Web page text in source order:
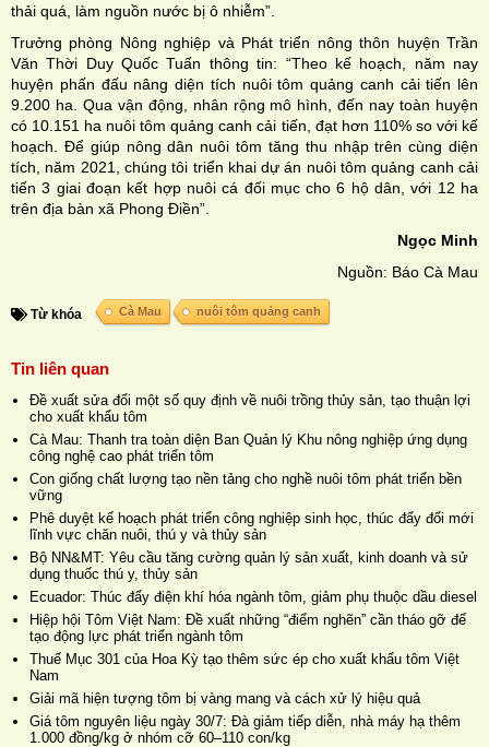
thải quá, làm nguồn nước bị ô nhiễm”.
Trưởng phòng Nông nghiệp và Phát triển nông thôn huyện Trần
Văn Thời Duy Quốc Tuấn thông tin: “Theo kế hoạch, năm nay
huyện phấn đấu nâng diện tích nuôi tôm quảng canh cải tiến lên
9.200 ha. Qua vận động, nhân rộng mô hình, đến nay toàn huyện
có 10.151 ha nuôi tôm quảng canh cải tiến, đạt hơn 110% so với kế
hoạch. Ðể giúp nông dân nuôi tôm tăng thu nhập trên cùng diện
tích, năm 2021, chúng tôi triển khai dự án nuôi tôm quảng canh cải
tiến 3 giai đoạn kết hợp nuôi cá đối mục cho 6 hộ dân, với 12 ha
trên địa bàn xã Phong Ðiền”.
Ngọc Minh
Nguồn: Báo Cà Mau
Từ khóa Cà Mau nuôi tôm quảng canh
Tin liên quan
Đề xuất sửa đổi một số quy định về nuôi trồng thủy sản, tạo thuận lợi
cho xuất khẩu tôm
Cà Mau: Thanh tra toàn diện Ban Quản lý Khu nông nghiệp ứng dụng
công nghệ cao phát triển tôm
Con giống chất lượng tạo nền tảng cho nghề nuôi tôm phát triển bền
vững
Phê duyệt kế hoạch phát triển công nghiệp sinh học, thúc đẩy đổi mới
lĩnh vực chăn nuôi, thú y và thủy sản
Bộ NN&MT: Yêu cầu tăng cường quản lý sản xuất, kinh doanh và sử
dụng thuốc thú y, thủy sản
Ecuador: Thúc đẩy điện khí hóa ngành tôm, giảm phụ thuộc dầu diesel
Hiệp hội Tôm Việt Nam: Đề xuất những “điểm nghẽn” cần tháo gỡ để
tạo động lực phát triển ngành tôm
Thuế Mục 301 của Hoa Kỳ tạo thêm sức ép cho xuất khẩu tôm Việt
Nam
Giải mã hiện tượng tôm bị vàng mang và cách xử lý hiệu quả
Giá tôm nguyên liệu ngày 30/7: Đà giảm tiếp diễn, nhà máy hạ thêm
1.000 đồng/kg ở nhóm cỡ 60–110 con/kg